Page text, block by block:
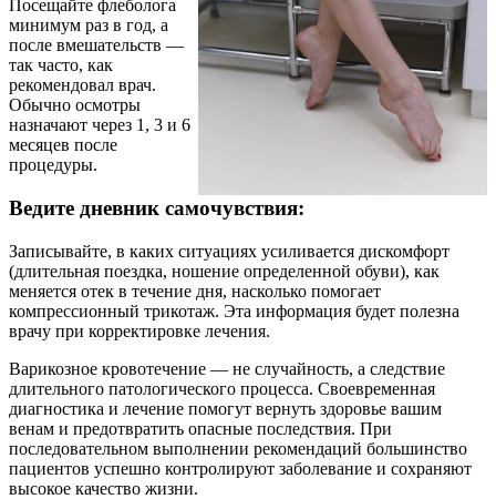
Посещайте флеболога
минимум раз в год, а
после вмешательств —
так часто, как
рекомендовал врач.
Обычно осмотры
назначают через 1, 3 и 6
месяцев после
процедуры.
Ведите дневник самочувствия:
Записывайте, в каких ситуациях усиливается дискомфорт
(длительная поездка, ношение определенной обуви), как
меняется отек в течение дня, насколько помогает
компрессионный трикотаж. Эта информация будет полезна
врачу при корректировке лечения.
Варикозное кровотечение — не случайность, а следствие
длительного патологического процесса. Своевременная
диагностика и лечение помогут вернуть здоровье вашим
венам и предотвратить опасные последствия. При
последовательном выполнении рекомендаций большинство
пациентов успешно контролируют заболевание и сохраняют
высокое качество жизни.